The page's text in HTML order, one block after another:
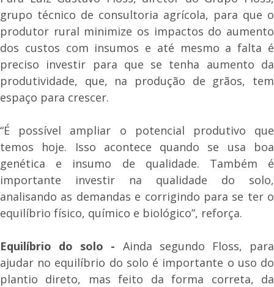
grupo técnico de consultoria agrícola, para que o
produtor rural minimize os impactos do aumento
dos custos com insumos e até mesmo a falta é
preciso investir para que se tenha aumento da
produtividade, que, na produção de grãos, tem
espaço para crescer.
“É possível ampliar o potencial produtivo que
temos hoje. Isso acontece quando se usa boa
genética e insumo de qualidade. Também é
importante investir na qualidade do solo,
analisando as demandas e corrigindo para se ter o
equilíbrio físico, químico e biológico”, reforça.
Equilíbrio do solo - Ainda segundo Floss, para
ajudar no equilíbrio do solo é importante o uso do
plantio direto, mas feito da forma correta, da